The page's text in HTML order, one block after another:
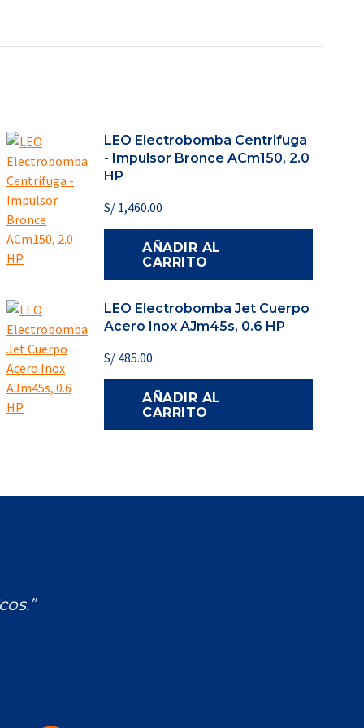
LEO Electrobomba Centrifuga
- Impulsor Bronce ACm150, 2.0
HP
S/ 1,460.00
AÑADIR AL
CARRITO
LEO Electrobomba Jet Cuerpo
Acero Inox AJm45s, 0.6 HP
S/ 485.00
AÑADIR AL
CARRITO